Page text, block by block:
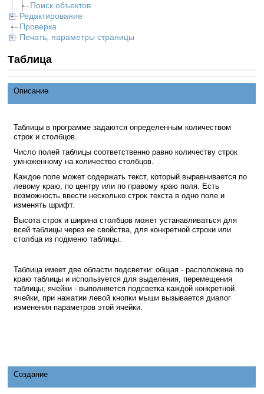
Поиск объектов
Редактирование
Проверка
Печать, параметры страницы
Таблица
Описание
Таблицы в программе задаются определенным количеством
строк и столбцов.
Число полей таблицы соответственно равно количеству строк
умноженному на количество столбцов.
Каждое поле может содержать текст, который выравнивается по
левому краю, по центру или по правому краю поля. Есть
возможность ввести несколько строк текста в одно поле и
изменять шрифт.
Высота строк и ширина столбцов может устанавливаться для
всей таблицы через ее свойства, для конкретной строки или
столбца из подменю таблицы.
Таблица имеет две области подсветки: общая - расположена по
краю таблицы и используется для выделения, перемещения
таблицы; ячейки - выполняется подсветка каждой конкретной
ячейки, при нажатии левой кнопки мыши вызывается диалог
изменения параметров этой ячейки.
Создание